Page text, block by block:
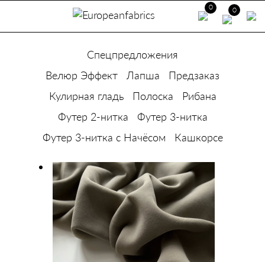
0 0
Спецпредложения
Велюр Эффект
Лапша
Предзаказ
Кулирная гладь
Полоска
Рибана
Футер 2-нитка
Футер 3-нитка
Футер 3-нитка с Начёсом
Кашкорсе